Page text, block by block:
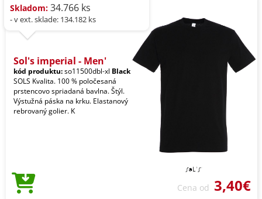
Skladom: 34.766 ks
- v ext. sklade: 134.182 ks
Sol's imperial - Men'
kód produktu:so11500dbl-xl Black
SOLS Kvalita. 100 % poločesaná
prstencovo spriadaná bavlna. Štýl.
Výstužná páska na krku. Elastanový
rebrovaný golier. K
Cena od 3,40€